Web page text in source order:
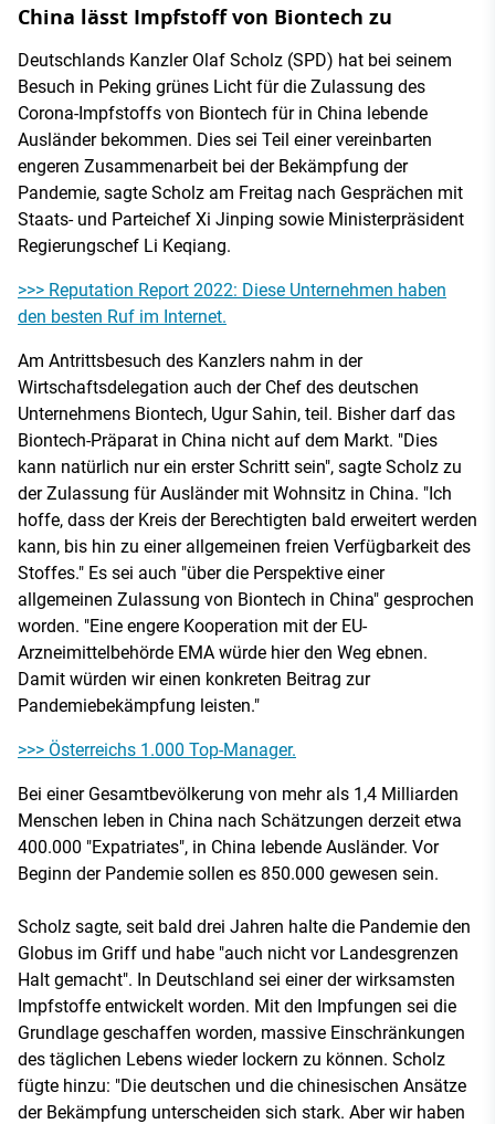
China lässt Impfstoff von Biontech zu
Deutschlands Kanzler Olaf Scholz (SPD) hat bei seinem
Besuch in Peking grünes Licht für die Zulassung des
Corona-Impfstoffs von Biontech für in China lebende
Ausländer bekommen. Dies sei Teil einer vereinbarten
engeren Zusammenarbeit bei der Bekämpfung der
Pandemie, sagte Scholz am Freitag nach Gesprächen mit
Staats- und Parteichef Xi Jinping sowie Ministerpräsident
Regierungschef Li Keqiang.
>>> Reputation Report 2022: Diese Unternehmen haben
den besten Ruf im Internet.
Am Antrittsbesuch des Kanzlers nahm in der
Wirtschaftsdelegation auch der Chef des deutschen
Unternehmens Biontech, Ugur Sahin, teil. Bisher darf das
Biontech-Präparat in China nicht auf dem Markt. "Dies
kann natürlich nur ein erster Schritt sein", sagte Scholz zu
der Zulassung für Ausländer mit Wohnsitz in China. "Ich
hoffe, dass der Kreis der Berechtigten bald erweitert werden
kann, bis hin zu einer allgemeinen freien Verfügbarkeit des
Stoffes." Es sei auch "über die Perspektive einer
allgemeinen Zulassung von Biontech in China" gesprochen
worden. "Eine engere Kooperation mit der EU-
Arzneimittelbehörde EMA würde hier den Weg ebnen.
Damit würden wir einen konkreten Beitrag zur
Pandemiebekämpfung leisten."
>>> Österreichs 1.000 Top-Manager.
Bei einer Gesamtbevölkerung von mehr als 1,4 Milliarden
Menschen leben in China nach Schätzungen derzeit etwa
400.000 "Expatriates", in China lebende Ausländer. Vor
Beginn der Pandemie sollen es 850.000 gewesen sein.
Scholz sagte, seit bald drei Jahren halte die Pandemie den
Globus im Griff und habe "auch nicht vor Landesgrenzen
Halt gemacht". In Deutschland sei einer der wirksamsten
Impfstoffe entwickelt worden. Mit den Impfungen sei die
Grundlage geschaffen worden, massive Einschränkungen
des täglichen Lebens wieder lockern zu können. Scholz
fügte hinzu: "Die deutschen und die chinesischen Ansätze
der Bekämpfung unterscheiden sich stark. Aber wir haben